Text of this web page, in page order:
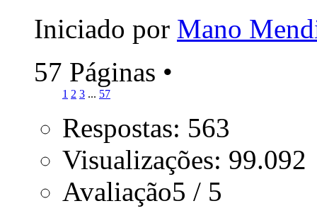
Iniciado por Mano
57 Páginas •
1 2 3 ... 57
Respostas: 563
Visualizações: 99.092
Avaliação5 / 5